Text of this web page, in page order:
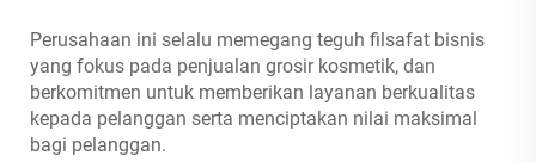
Perusahaan ini selalu memegang teguh filsafat bisnis
yang fokus pada penjualan grosir kosmetik, dan
berkomitmen untuk memberikan layanan berkualitas
kepada pelanggan serta menciptakan nilai maksimal
bagi pelanggan.